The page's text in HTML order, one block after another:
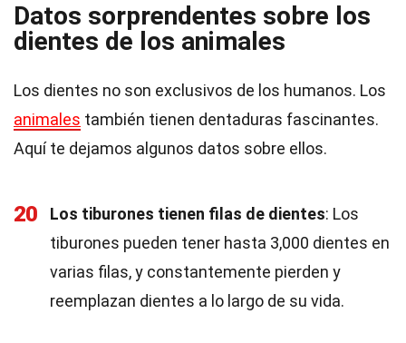
Datos sorprendentes sobre los
dientes de los animales
Los dientes no son exclusivos de los humanos. Los
animales también tienen dentaduras fascinantes.
Aquí te dejamos algunos datos sobre ellos.
20 Los tiburones tienen filas de dientes: Los
tiburones pueden tener hasta 3,000 dientes en
varias filas, y constantemente pierden y
reemplazan dientes a lo largo de su vida.